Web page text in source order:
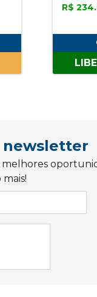
R$
newsletter